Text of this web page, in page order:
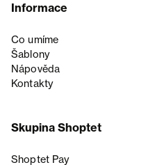
Informace
Co umíme
Šablony
Nápověda
Kontakty
Skupina Shoptet
Shoptet Pay